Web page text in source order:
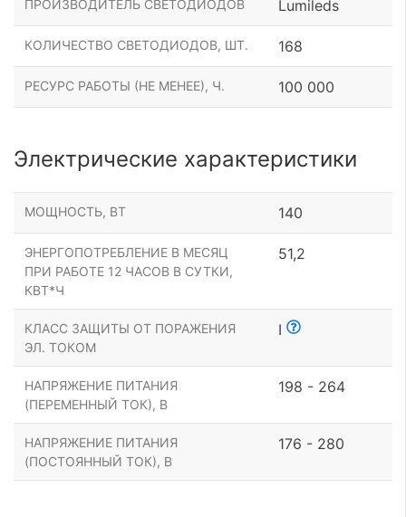
ПРОИЗВОДИТЕЛЬ СВЕТОДИОДОВ Lumileds
КОЛИЧЕСТВО СВЕТОДИОДОВ, ШТ. 168
РЕСУРС РАБОТЫ (НЕ МЕНЕЕ), Ч. 100 000
Электрические характеристики
МОЩНОСТЬ, ВТ 140
ЭНЕРГОПОТРЕБЛЕНИЕ В МЕСЯЦ
ПРИ РАБОТЕ 12 ЧАСОВ В СУТКИ,
КВТ*Ч
51,2
КЛАСС ЗАЩИТЫ ОТ ПОРАЖЕНИЯ
ЭЛ. ТОКОМ
I
НАПРЯЖЕНИЕ ПИТАНИЯ
(ПЕРЕМЕННЫЙ ТОК), В
198 - 264
НАПРЯЖЕНИЕ ПИТАНИЯ
(ПОСТОЯННЫЙ ТОК), В
176 - 280